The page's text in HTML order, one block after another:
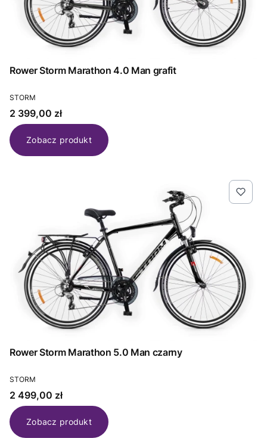
Rower Storm Marathon 4.0 Man grafit
PRODUCENT
STORM
Cena
2 399,00 zł
Zobacz produkt
Rower Storm Marathon 5.0 Man czarny
PRODUCENT
STORM
Cena
2 499,00 zł
Zobacz produkt